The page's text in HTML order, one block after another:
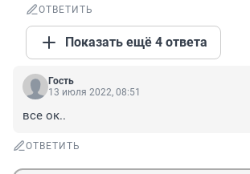
ОТВЕТИТЬ
Показать ещё 4 ответа
Гость
13 июля 2022, 08:51
все ок..
ОТВЕТИТЬ